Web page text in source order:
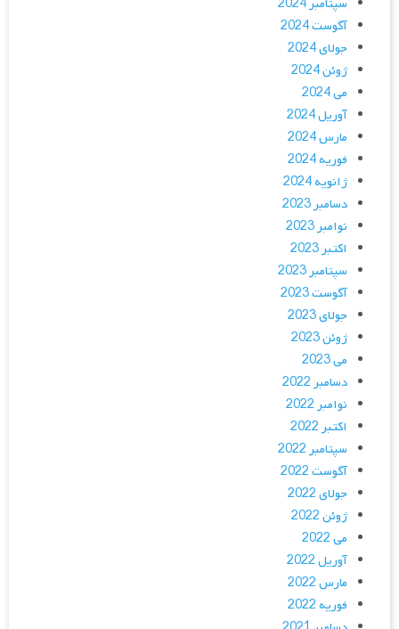
آگوست 2024
جولای 2024
ژوئن 2024
می 2024
آوریل 2024
مارس 2024
فوریه 2024
ژانویه 2024
دسامبر 2023
نوامبر 2023
اکتبر 2023
سپتامبر 2023
آگوست 2023
جولای 2023
ژوئن 2023
می 2023
دسامبر 2022
نوامبر 2022
اکتبر 2022
سپتامبر 2022
آگوست 2022
جولای 2022
ژوئن 2022
می 2022
آوریل 2022
مارس 2022
فوریه 2022